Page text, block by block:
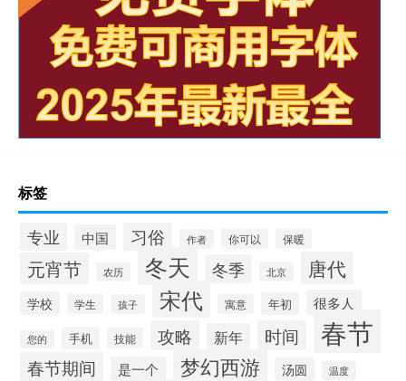
标签
专业 中国 习俗 作者 你可以 保暖
元宵节 农历 冬天 冬季 北京 唐代
学校 学生 孩子 宋代 寓意 年初 很多人
您的 手机 技能 攻略 新年 时间 春节
春节期间 是一个 梦幻西游 汤圆 温度